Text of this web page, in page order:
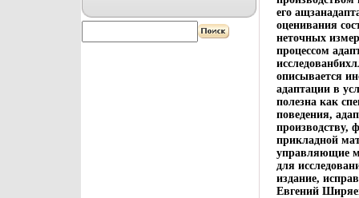
его
оценивания
неточных
процессом
описывается
адаптации в
полезна как
поведения,
производству,
прикладной
управляющие
для
издание,
Евгений